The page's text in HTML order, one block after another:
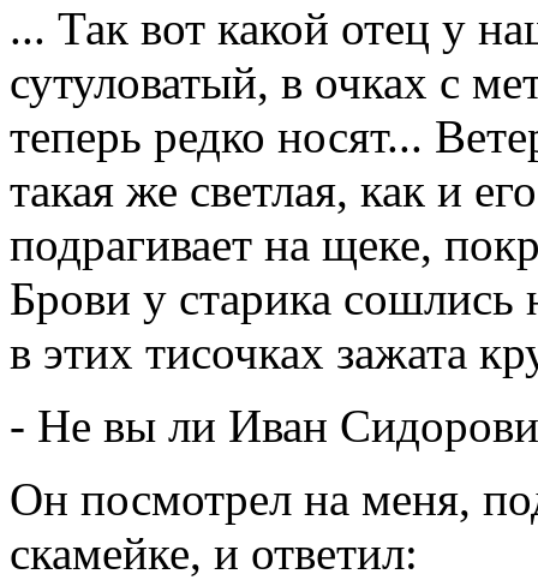
... Так вот какой отец у
сутуловатый, в очках с
теперь редко носят...
такая же светлая, как и
подрагивает на щеке,
Брови у старика сошлись
в этих тисочках зажата
- Не вы ли Иван
Он посмотрел на меня,
скамейке, и ответил: